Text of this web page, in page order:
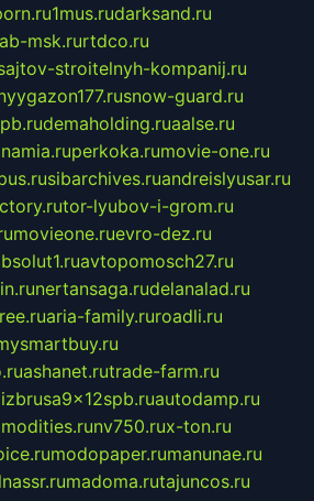
1mus.rudarksand.ru
msk.rurtdco.ru
stroitelnyh-kompanij.ru
snow-guard.ru
demaholding.ruaalse.ru
perkoka.rumovie-one.ru
sibarchives.ruandreislyusar.ru
tor-lyubov-i-grom.ru
movieone.ruevro-dez.ru
avtopomosch27.ru
nertansaga.rudelanalad.ru
aria-family.ruroadli.ru
ashanet.rutrade-farm.ru
autodamp.ru
nv750.rux-ton.ru
modopaper.rumanunae.ru
madoma.rutajuncos.ru